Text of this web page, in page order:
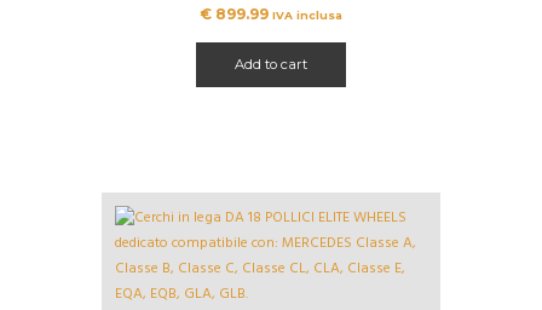
€ 899.99 IVA inclusa
Add to cart